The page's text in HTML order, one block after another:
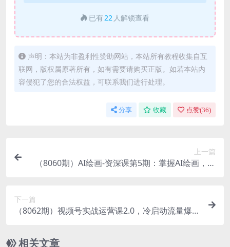
已有22 人解锁查看
声明：本站为非盈利性赞助网站，本站所有教程收集自互
联网，版权属原著所有，如有需要请购买正版。如若本站内
容侵犯了您的合法权益，可联系我们进行处理。
分享 收藏 点赞(36)
上一篇
（8060期）AI绘画-资深课第5期：掌握AI绘画，实
下一篇
（8062期）视频号实战运营课2.0，冷启动流量爆
相关文章